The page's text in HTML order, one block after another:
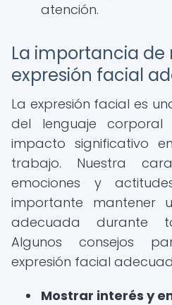
atención.
La importancia
expresión facial
La expresión facial es
del lenguaje
impacto significativo
trabajo. Nuestra
emociones y
importante mantener
adecuada durante
Algunos consejos
expresión facial
Mostrar interés y